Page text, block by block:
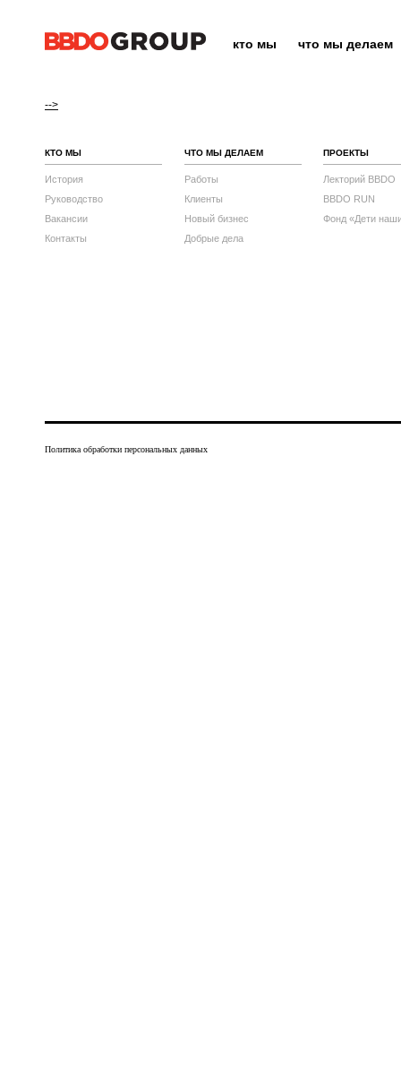
кто мы что мы делаем
-->
КТО МЫ
История
Руководство
Вакансии
Контакты
ЧТО МЫ ДЕЛАЕМ
Работы
Клиенты
Новый бизнес
Добрые дела
ПРОЕКТЫ
Лекторий BBDO
BBDO RUN
Фонд «Дети
Политика обработки персональных данных